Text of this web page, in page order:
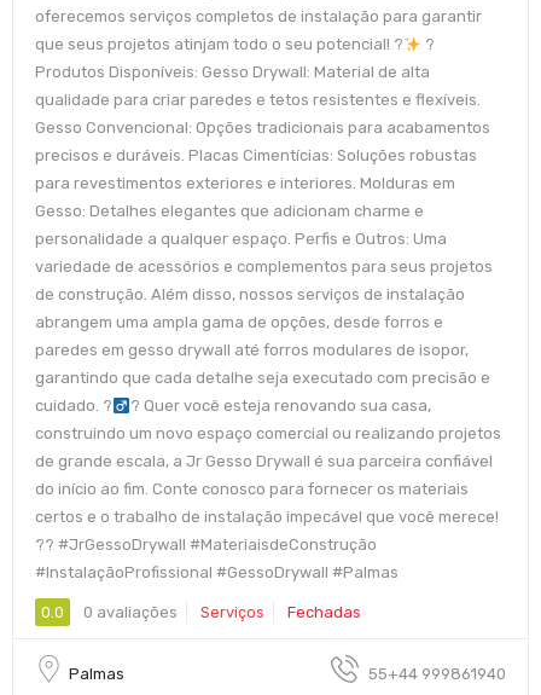
oferecemos serviços completos de instalação para garantir
que seus projetos atinjam todo o seu potencial! ?
?
Produtos Disponíveis: Gesso Drywall: Material de alta
qualidade para criar paredes e tetos resistentes e flexíveis.
Gesso Convencional: Opções tradicionais para acabamentos
precisos e duráveis. Placas Cimentícias: Soluções robustas
para revestimentos exteriores e interiores. Molduras em
Gesso: Detalhes elegantes que adicionam charme e
personalidade a qualquer espaço. Perfis e Outros: Uma
variedade de acessórios e complementos para seus projetos
de construção. Além disso, nossos serviços de instalação
abrangem uma ampla gama de opções, desde forros e
paredes em gesso drywall até forros modulares de isopor,
garantindo que cada detalhe seja executado com precisão e
cuidado. ?‍
? Quer você esteja renovando sua casa,
construindo um novo espaço comercial ou realizando projetos
de grande escala, a Jr Gesso Drywall é sua parceira confiável
do início ao fim. Conte conosco para fornecer os materiais
certos e o trabalho de instalação impecável que você merece!
?? #JrGessoDrywall #MateriaisdeConstrução
#InstalaçãoProfissional #GessoDrywall #Palmas
0.0 0 avaliações Serviços Fechadas
Palmas 55+44 999861940